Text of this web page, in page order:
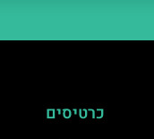
כרטיסים